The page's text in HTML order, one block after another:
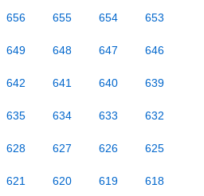
656 655 654 653
649 648 647 646
642 641 640 639
635 634 633 632
628 627 626 625
621 620 619 618